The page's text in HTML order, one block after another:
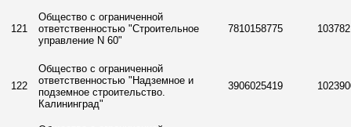
121
Общество с ограниченной
ответственностью "Строительное
управление N 60"
7810158775
122
Общество с ограниченной
ответственностью "Надземное и
подземное строительство.
Калининград"
3906025419